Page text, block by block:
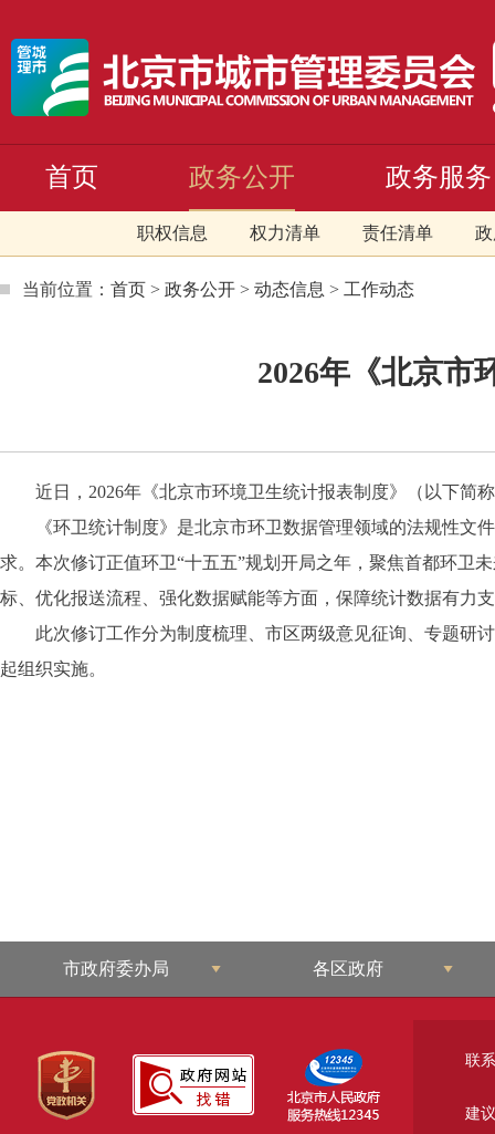
首页 政务公开
职权信息 权力清单 责任清单
政务服务
当前位置： 首页 > 政务公开 > 动态信息 > 工作动态
2026年《北京市
近日，2026年《北京市环境卫生统计报表制度》（以下简
《环卫统计制度》是北京市环卫数据管理领域的法规性
求。本次修订正值环卫“十五五”规划开局之年，聚焦首都环卫
标、优化报送流程、强化数据赋能等方面，保障统计数据有力
此次修订工作分为制度梳理、市区两级意见征询、专题研
起组织实施。
市政府委办局 各区政府
联
建